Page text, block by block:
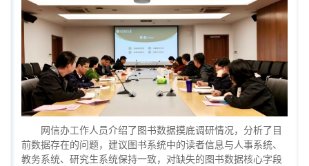
网信办工作人员介绍了图书数据摸底调研情况，分析了目
前数据存在的问题，建议图书系统中的读者信息与人事系统、
教务系统、研究生系统保持一致，对缺失的图书数据核心字段